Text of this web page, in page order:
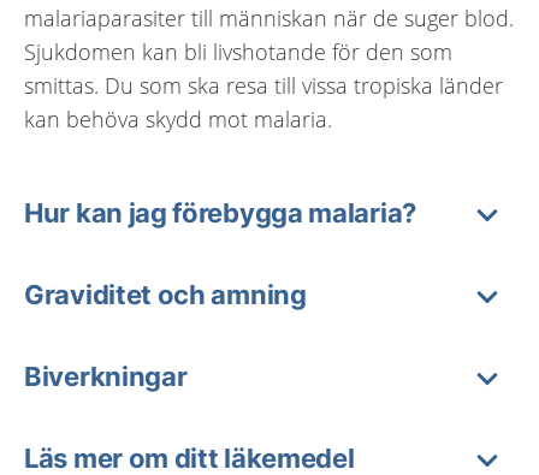
malariaparasiter till människan när de suger blod.
Sjukdomen kan bli livshotande för den som
smittas. Du som ska resa till vissa tropiska länder
kan behöva skydd mot malaria.
Hur kan jag förebygga malaria?
Graviditet och amning
Biverkningar
Läs mer om ditt läkemedel